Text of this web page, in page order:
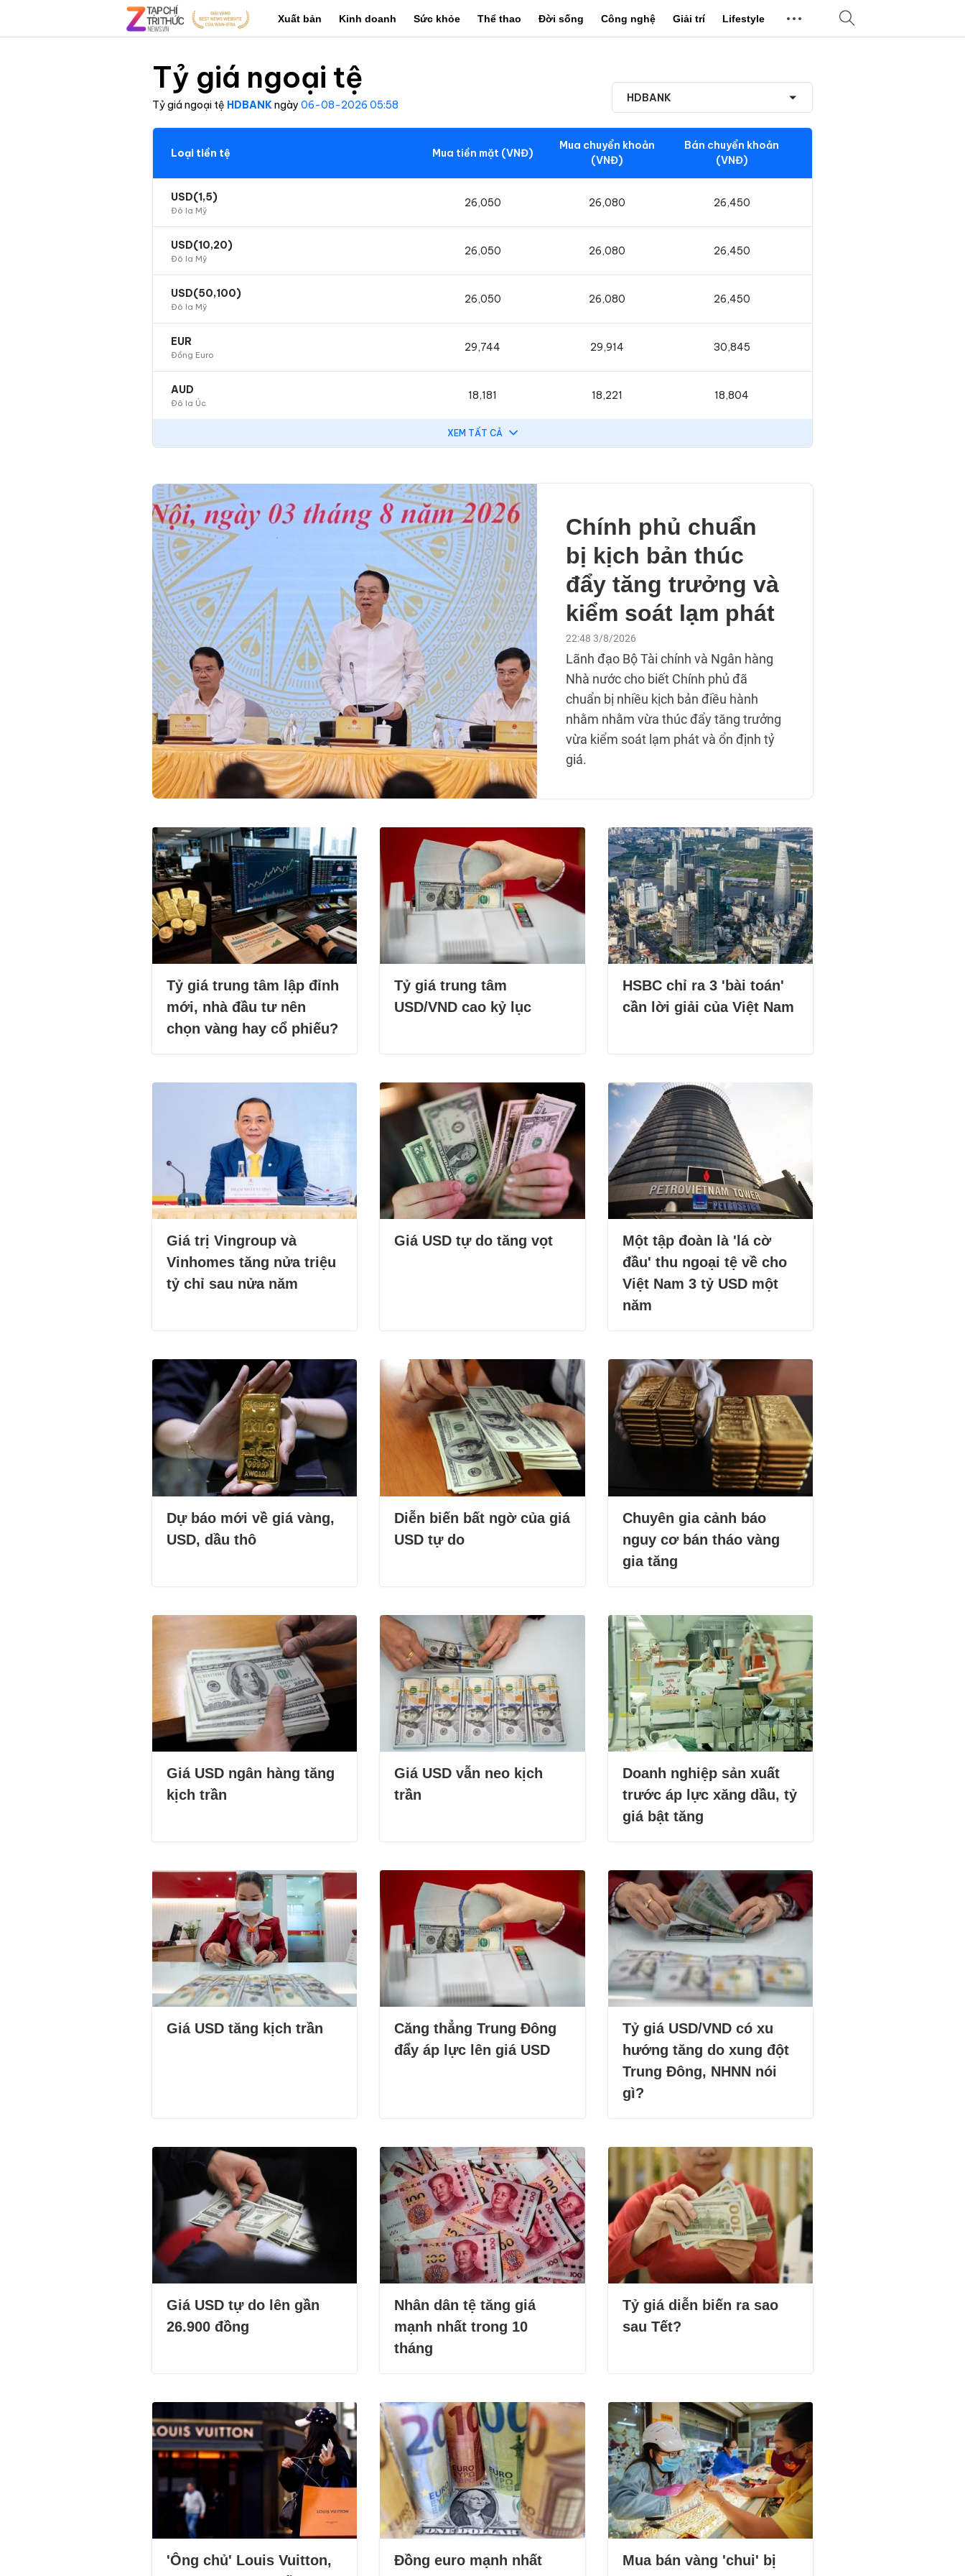
Xuất bản Kinh doanh Sức khỏe Thể thao Đời sống Công nghệ Giải trí Lifestyle
Tỷ giá ngoại tệ
Tỷ giá ngoại tệ HDBANKngày 06-08-2026 05:58
HDBANK
Loại tiền tệ Mua tiền mặt (VNĐ)
Mua chuyển khoản
(VNĐ)
Bán chuyển khoản
(VNĐ)
USD(1,5)
Đô la Mỹ
26,050 26,080 26,450
USD(10,20)
Đô la Mỹ
26,050 26,080 26,450
USD(50,100)
Đô la Mỹ
26,050 26,080 26,450
EUR
Đồng Euro
29,744 29,914 30,845
AUD
Đô la Úc
18,181 18,221 18,804
XEM TẤT CẢ
Chính phủ chuẩn
bị kịch bản thúc
đẩy tăng trưởng và
kiểm soát lạm phát
22:48 3/8/2026
Lãnh đạo Bộ Tài chính và Ngân hàng
Nhà nước cho biết Chính phủ đã
chuẩn bị nhiều kịch bản điều hành
nhằm nhằm vừa thúc đẩy tăng trưởng
vừa kiểm soát lạm phát và ổn định tỷ
giá.
Tỷ giá trung tâm lập đỉnh
mới, nhà đầu tư nên
chọn vàng hay cổ phiếu?
Tỷ giá trung tâm
USD/VND cao kỷ lục
HSBC chỉ ra 3 'bài toán'
cần lời giải của Việt Nam
Giá trị Vingroup và
Vinhomes tăng nửa triệu
tỷ chỉ sau nửa năm
Giá USD tự do tăng vọt
Một tập đoàn là 'lá cờ
đầu' thu ngoại tệ về cho
Việt Nam 3 tỷ USD một
năm
Dự báo mới về giá vàng,
USD, dầu thô
Diễn biến bất ngờ của giá
USD tự do
Chuyên gia cảnh báo
nguy cơ bán tháo vàng
gia tăng
Giá USD ngân hàng tăng
kịch trần
Giá USD vẫn neo kịch
trần
Doanh nghiệp sản xuất
trước áp lực xăng dầu, tỷ
giá bật tăng
Giá USD tăng kịch trần
Căng thẳng Trung Đông
đẩy áp lực lên giá USD
Tỷ giá USD/VND có xu
hướng tăng do xung đột
Trung Đông, NHNN nói
gì?
Giá USD tự do lên gần
26.900 đồng
Nhân dân tệ tăng giá
mạnh nhất trong 10
tháng
Tỷ giá diễn biến ra sao
sau Tết?
'Ông chủ' Louis Vuitton,
Đồng euro mạnh nhất
Mua bán vàng 'chui' bị